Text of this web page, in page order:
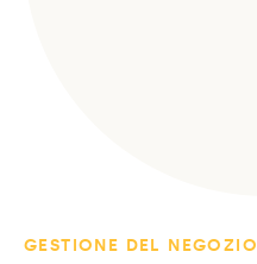
GESTIONE DEL NEGOZIO